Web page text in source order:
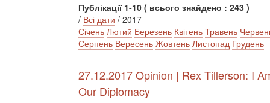
Публікації 1-10 ( всього знайдено : 243 )
/ Всі дати / 2017
Січень Лютий Березень Квітень Травень
Серпень Вересень Жовтень Листопад Грудень
27.12.2017 Opinion | Rex Tillerson: I
Our Diplomacy